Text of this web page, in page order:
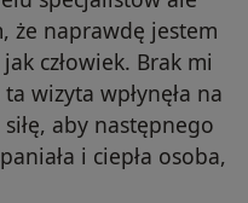
że naprawdę jestem
człowiek. Brak mi
wizyta wpłynęła na
aby następnego
i ciepła osoba,